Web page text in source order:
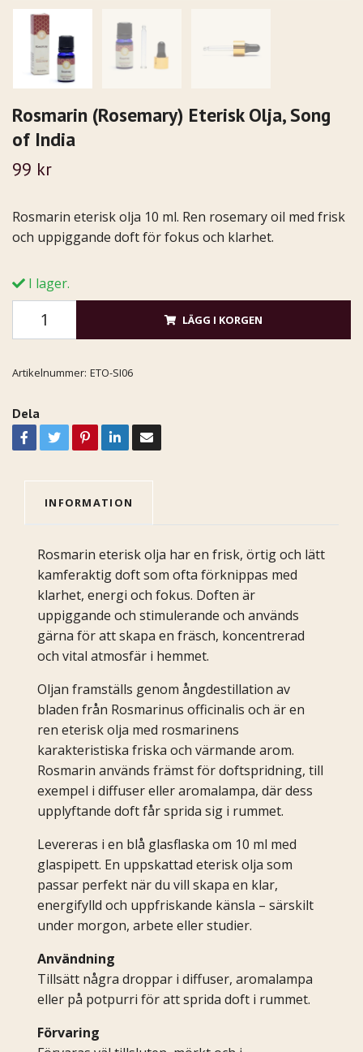
Rosmarin (Rosemary) Eterisk Olja, Song
of India
99 kr
Rosmarin eterisk olja 10 ml. Ren rosemary oil med frisk
och uppiggande doft för fokus och klarhet.
I lager.
LÄGG I KORGEN
Artikelnummer: ETO-SI06
Dela
INFORMATION
Rosmarin eterisk olja har en frisk, örtig och lätt
kamferaktig doft som ofta förknippas med
klarhet, energi och fokus. Doften är
uppiggande och stimulerande och används
gärna för att skapa en fräsch, koncentrerad
och vital atmosfär i hemmet.
Oljan framställs genom ångdestillation av
bladen från Rosmarinus officinalis och är en
ren eterisk olja med rosmarinens
karakteristiska friska och värmande arom.
Rosmarin används främst för doftspridning, till
exempel i diffuser eller aromalampa, där dess
upplyftande doft får sprida sig i rummet.
Levereras i en blå glasflaska om 10 ml med
glaspipett. En uppskattad eterisk olja som
passar perfekt när du vill skapa en klar,
energifylld och uppfriskande känsla – särskilt
under morgon, arbete eller studier.
Användning
Tillsätt några droppar i diffuser, aromalampa
eller på potpurri för att sprida doft i rummet.
Förvaring